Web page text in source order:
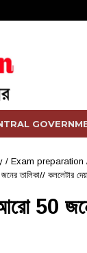
/ Exam preparation
তালিকা// কললেটার
50